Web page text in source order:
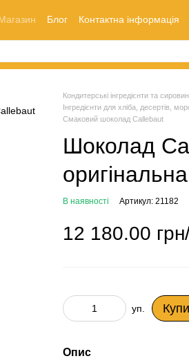
Блог Контактна інформація
Кондитерські інгредієнти та
Інгредієнти для хліба, десертів,
Смаковий шоколад Callebaut
Шоколад
В наявності Артикул: 21182
12 180.00
уп.
Опис